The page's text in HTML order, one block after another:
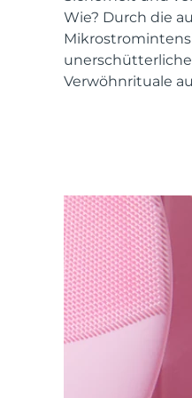
Wie? Durch die
Verwöhnrituale
All
KIWI™
Advanced
Serum
For healthy
issa™
18% PAP
Kosmetik
FOREO APP
ÜBER